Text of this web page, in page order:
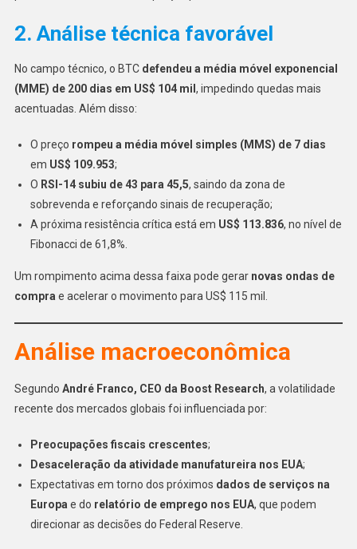
2. Análise técnica favorável
No campo técnico, o BTC defendeu a média móvel exponencial
(MME) de 200 dias em US$ 104 mil , impedindo quedas mais
acentuadas. Além disso:
O preço rompeu a média móvel simples (MMS) de 7 dias
em US$ 109.953;
O RSI-14 subiu de 43 para 45,5, saindo da zona de
sobrevenda e reforçando sinais de recuperação;
A próxima resistência crítica está em US$ 113.836, no nível de
Fibonacci de 61,8%.
Um rompimento acima dessa faixa pode gerar novas ondas de
compra e acelerar o movimento para US$ 115 mil.
Análise macroeconômica
Segundo André Franco, CEO da Boost Research, a volatilidade
recente dos mercados globais foi influenciada por:
Preocupações fiscais crescentes;
Desaceleração da atividade manufatureira nos EUA;
Expectativas em torno dos próximos dados de serviços na
Europa e do relatório de emprego nos EUA, que podem
direcionar as decisões do Federal Reserve.